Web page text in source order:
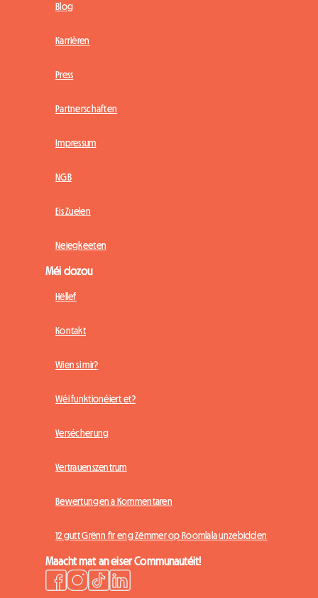
Blog
Karrièren
Press
Partnerschaften
Impressum
NGB
Eis Zuelen
Neiegkeeten
Méi dozou
Hëllef
Kontakt
Wien si mir?
Wéi funktionéiert et?
Versécherung
Vertrauenszentrum
Bewertungen a Kommentaren
12 gutt Grënn fir eng Zëmmer op Roomlala unzebidden
Maacht mat an eiser Communautéit!